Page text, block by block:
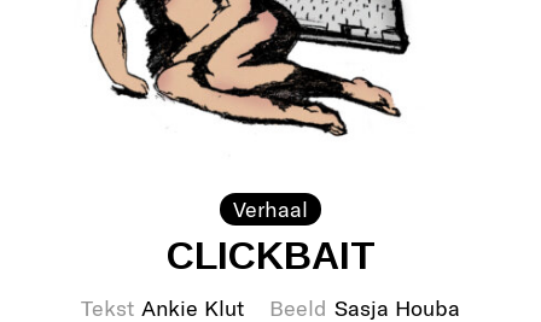
Verhaal
CLICKBAIT
Tekst Ankie Klut Beeld Sasja Houba